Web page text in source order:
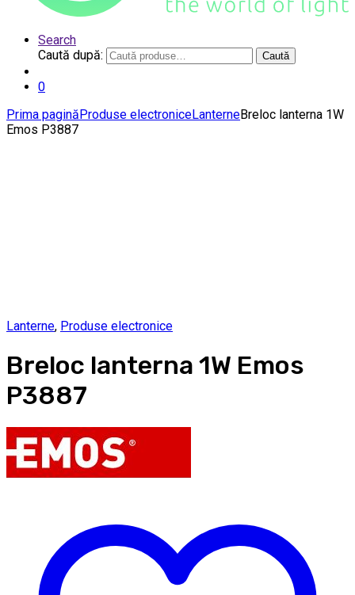
Search
Caută după:
Caută
0
Prima paginăProduse electroniceLanterneBreloc lanterna 1W
Emos P3887
Lanterne, Produse electronice
Breloc lanterna 1W Emos
P3887